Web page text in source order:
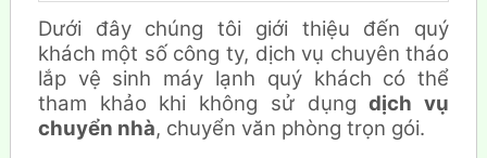
Dưới đây chúng tôi giới thiệu đến quý
khách một số công ty, dịch vụ chuyên tháo
lắp vệ sinh máy lạnh quý khách có thể
tham khảo khi không sử dụngdịch vụ
chuyển nhà, chuyển văn phòng trọn gói.